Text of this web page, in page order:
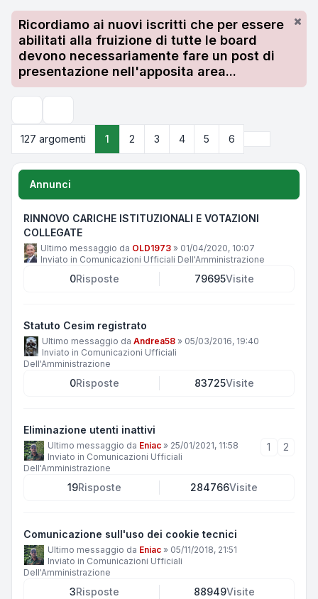
Ricordiamo ai nuovi iscritti che per essere
abilitati alla fruizione di tutte le board
devono necessariamente fare un post di
presentazione nell'apposita area...
127 argomenti
1 2 3 4 5 6
Annunci
RINNOVO CARICHE ISTITUZIONALI E VOTAZIONI
COLLEGATE
Ultimo messaggio da OLD1973 » 01/04/2020, 10:07
Inviato in Comunicazioni Ufficiali Dell'Amministrazione
0Risposte 79695Visite
Statuto Cesim registrato
Ultimo messaggio da Andrea58 » 05/03/2016, 19:40
Inviato in Comunicazioni Ufficiali
Dell'Amministrazione
0Risposte 83725Visite
Eliminazione utenti inattivi
Ultimo messaggio da Eniac » 25/01/2021, 11:58
Inviato in Comunicazioni Ufficiali
Dell'Amministrazione
1 2
19Risposte 284766Visite
Comunicazione sull'uso dei cookie tecnici
Ultimo messaggio da Eniac » 05/11/2018, 21:51
Inviato in Comunicazioni Ufficiali
Dell'Amministrazione
3Risposte 88949Visite